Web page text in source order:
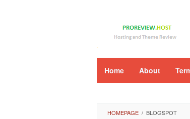
Home About
HOMEPAGE / BLOGSPOT